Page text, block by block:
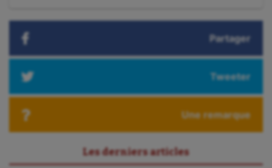
Moto
Omnisports
Outdoor
Partager
Tweeter
Une remarque
Les derniers articles